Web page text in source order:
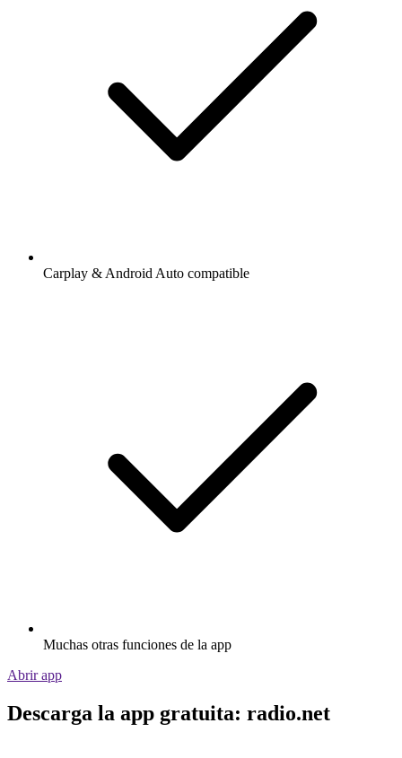
Carplay & Android Auto compatible
Muchas otras funciones de la app
Abrir app
Descarga la app gratuita: radio.net